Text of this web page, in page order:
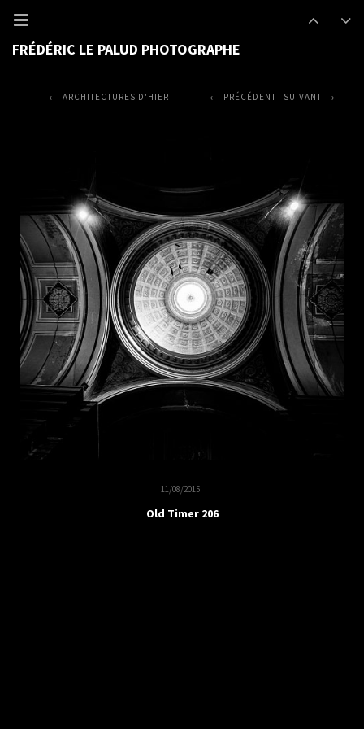
FRÉDÉRIC LE PALUD PHOTOGRAPHE
PRÉCÉDENT SUIVANT
ARCHITECTURES D'HIER
11/08/2015
Old Timer 206